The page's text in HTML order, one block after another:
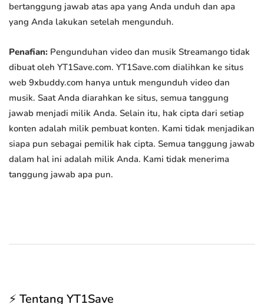
bertanggung jawab atas apa yang Anda unduh dan apa
yang Anda lakukan setelah mengunduh.
Penafian: Pengunduhan video dan musik Streamango tidak
dibuat oleh YT1Save.com. YT1Save.com dialihkan ke situs
web 9xbuddy.com hanya untuk mengunduh video dan
musik. Saat Anda diarahkan ke situs, semua tanggung
jawab menjadi milik Anda. Selain itu, hak cipta dari setiap
konten adalah milik pembuat konten. Kami tidak menjadikan
siapa pun sebagai pemilik hak cipta. Semua tanggung jawab
dalam hal ini adalah milik Anda. Kami tidak menerima
tanggung jawab apa pun.
⚡ Tentang YT1Save